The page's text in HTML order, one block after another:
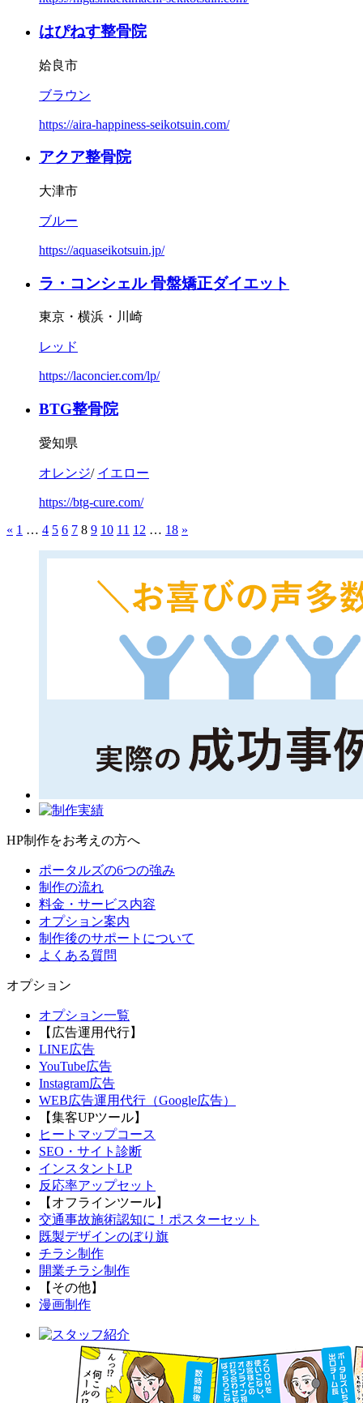
はぴねす整骨院
姶良市
ブラウン
https://aira-happiness-seikotsuin.com/
アクア整骨院
大津市
ブルー
https://aquaseikotsuin.jp/
ラ・コンシェル 骨盤矯正ダイエット
東京・横浜・川崎
レッド
https://laconcier.com/lp/
BTG整骨院
愛知県
オレンジ/ イエロー
https://btg-cure.com/
« 1 … 4 5 6 7 8 9 10 11 12 … 18 »
HP制作をお考えの方へ
ポータルズの6つの強み
制作の流れ
料金・サービス内容
オプション案内
制作後のサポートについて
よくある質問
オプション
オプション一覧
【広告運用代行】
LINE広告
YouTube広告
Instagram広告
WEB広告運用代行（Google広告）
【集客UPツール】
ヒートマップコース
SEO・サイト診断
インスタントLP
反応率アップセット
【オフラインツール】
交通事故施術認知に！ポスターセット
既製デザインのぼり旗
チラシ制作
開業チラシ制作
【その他】
漫画制作